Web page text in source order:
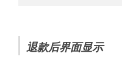
退款后界面显示